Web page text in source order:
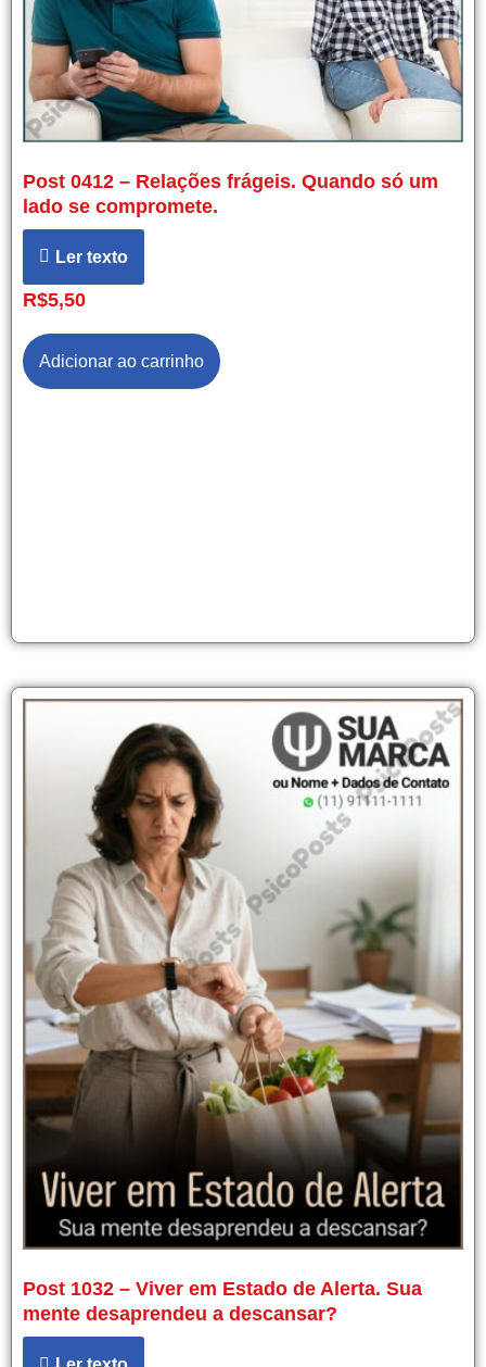
Post 0412 – Relações frágeis. Quando só um
lado se compromete.
Ler texto
R$5,50
Adicionar ao carrinho
Post 1032 – Viver em Estado de Alerta. Sua
mente desaprendeu a descansar?